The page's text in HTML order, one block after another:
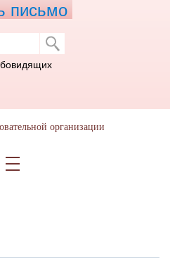
письмо
организации